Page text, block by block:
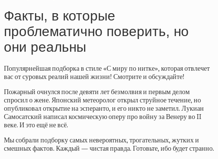
Факты, в которые
проблематично поверить, но
они реальны
Популярнейшая подборка в стиле «С миру по нитке», которая отвлечет
вас от суровых реалий нашей жизни! Смотрите и обсуждайте!
Пожарный очнулся после девяти лет безмолвия и первым делом
спросил о жене. Японский метеоролог открыл струйное течение, но
опубликовал открытие на эсперанто, и его никто не заметил. Лукиан
Самосатский написал космическую оперу про войну за Венеру во II
веке. И это ещё не всё.
Мы собрали подборку самых невероятных, трогательных, жутких и
смешных фактов. Каждый — чистая правда. Готовьте, ибо будет странно.